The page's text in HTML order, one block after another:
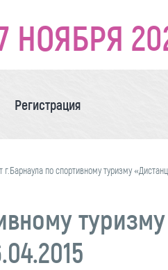
НОЯБРЯ
Регистрация
г.Барнаула по спортивному туризму